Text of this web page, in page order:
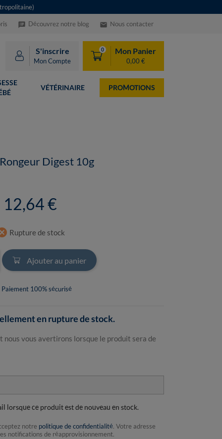
speaker_notes Découvrez notre blog email Nous contacter
S'inscrire
Mon Compte
0 Mon Panier
0,00 €
VÉTÉRINAIRE PROMOTIONS
Digest 10g
12,64 €
Rupture de stock
Ajouter au panier
Paiement 100% sécurisé
en rupture de stock.
nous vous avertirons lorsque le produit sera de
lorsque ce produit est de nouveau en stock.
notre politique de confidentialité. Votre adresse
notifications de réapprovisionnement.